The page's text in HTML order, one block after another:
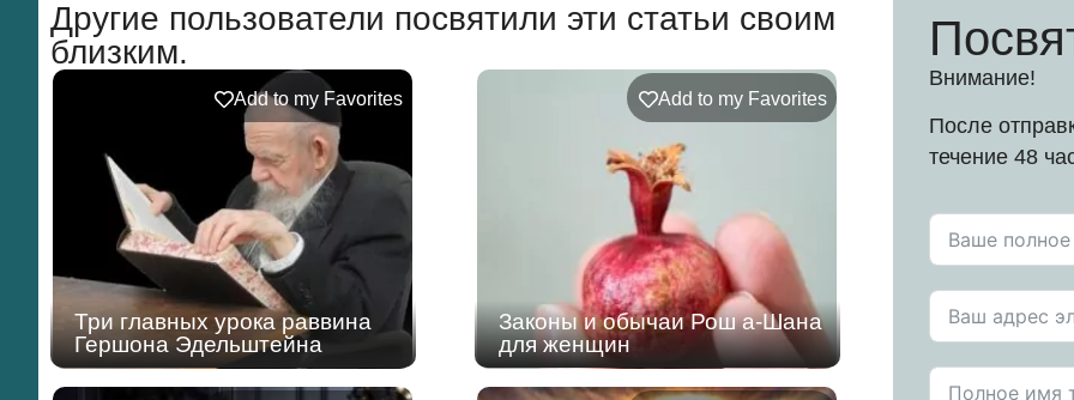
Другие пользователи посвятили эти статьи своим
близким.
Add to my Favorites
Три главных урока раввина
Гершона Эдельштейна
Add to my Favorites
Законы и обычаи Рош а-Шана
для женщин
Внимание!
После
течение 48